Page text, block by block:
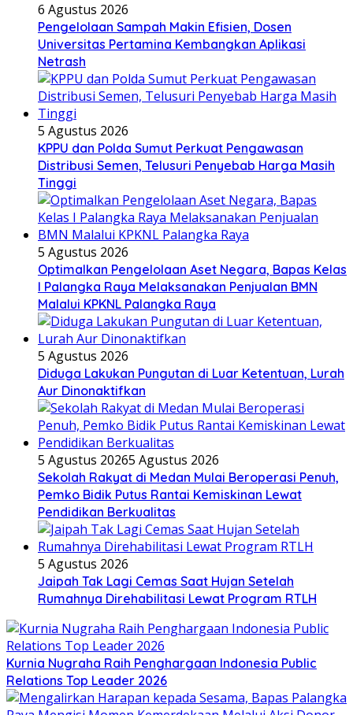
6 Agustus 2026
Pengelolaan Sampah Makin Efisien, Dosen
Universitas Pertamina Kembangkan Aplikasi
Netrash
5 Agustus 2026
KPPU dan Polda Sumut Perkuat Pengawasan
Distribusi Semen, Telusuri Penyebab Harga Masih
Tinggi
5 Agustus 2026
Optimalkan Pengelolaan Aset Negara, Bapas Kelas
I Palangka Raya Melaksanakan Penjualan BMN
Malalui KPKNL Palangka Raya
5 Agustus 2026
Diduga Lakukan Pungutan di Luar Ketentuan, Lurah
Aur Dinonaktifkan
5 Agustus 20265 Agustus 2026
Sekolah Rakyat di Medan Mulai Beroperasi Penuh,
Pemko Bidik Putus Rantai Kemiskinan Lewat
Pendidikan Berkualitas
5 Agustus 2026
Jaipah Tak Lagi Cemas Saat Hujan Setelah
Rumahnya Direhabilitasi Lewat Program RTLH
Kurnia Nugraha Raih Penghargaan Indonesia Public
Relations Top Leader 2026